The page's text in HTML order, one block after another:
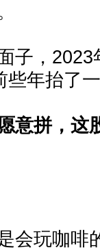
子，
些年抬了
意拼，这
会玩咖啡